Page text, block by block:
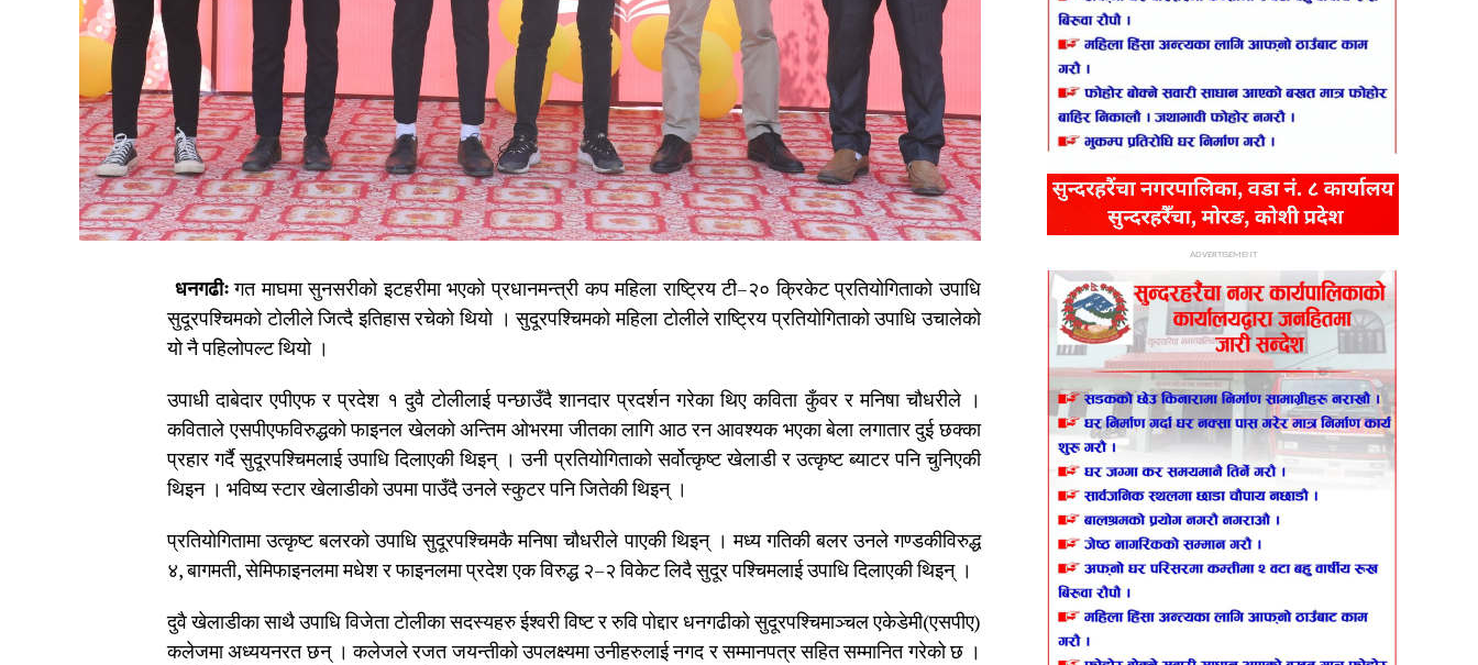
धनगढीःगत माघमा सुनसरीको इटहरीमा भएको प्रधानमन्त्री कप महिला राष्ट्रिय टी–२० क्रिकेट प्रतियोगिताको उपाधि
सुदूरपश्चिमको टोलीले जित्दै इतिहास रचेको थियो । सुदूरपश्चिमको महिला टोलीले राष्ट्रिय प्रतियोगिताको उपाधि उचालेको
यो नै पहिलोपल्ट थियो ।
उपाधी दाबेदार एपीएफ र प्रदेश १ दुवै टोलीलाई पन्छाउँदै शानदार प्रदर्शन गरेका थिए कविता कुँवर र मनिषा चौधरीले ।
कविताले एसपीएफविरुद्धको फाइनल खेलको अन्तिम ओभरमा जीतका लागि आठ रन आवश्यक भएका बेला लगातार दुई छक्का
प्रहार गर्दै सुदूरपश्चिमलाई उपाधि दिलाएकी थिइन् । उनी प्रतियोगिताको सर्वोत्कृष्ट खेलाडी र उत्कृष्ट ब्याटर पनि चुनिएकी
थिइन । भविष्य स्टार खेलाडीको उपमा पाउँदै उनले स्कुटर पनि जितेकी थिइन् ।
प्रतियोगितामा उत्कृष्ट बलरको उपाधि सुदूरपश्चिमकै मनिषा चौधरीले पाएकी थिइन् । मध्य गतिकी बलर उनले गण्डकीविरुद्ध
४, बागमती, सेमिफाइनलमा मधेश र फाइनलमा प्रदेश एक विरुद्ध २–२ विकेट लिदै सुदूर पश्चिमलाई उपाधि दिलाएकी थिइन् ।
दुवै खेलाडीका साथै उपाधि विजेता टोलीका सदस्यहरु ईश्वरी विष्ट र रुवि पोद्दार धनगढीको सुदूरपश्चिमाञ्चल एकेडेमी(एसपीए)
कलेजमा अध्ययनरत छन् । कलेजले रजत जयन्तीको उपलक्ष्यमा उनीहरुलाई नगद र सम्मानपत्र सहित सम्मानित गरेको छ ।
ADVERTISEMENT